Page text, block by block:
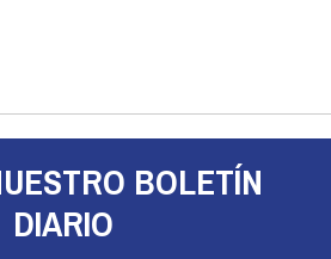
BOLETÍN
DIARIO